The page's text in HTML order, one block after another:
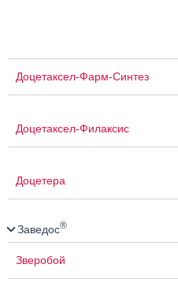
Доцетаксел-Фарм-Синтез
Доцетаксел-Филаксис
Доцетера
Заведос®
Зверобой